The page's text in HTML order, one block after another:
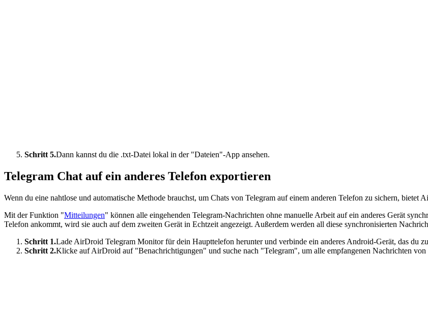
Schritt 5.Dann kannst du die .txt-Datei lokal in der "Dateien"-App ansehen.
Telegram Chat auf ein anderes Telefon exportieren
Wenn du eine nahtlose und automatische Methode brauchst, um Chats von Telegram auf einem anderen Telefon zu sichern,
Mit der Funktion "Mitteilungen" können alle eingehenden Telegram-Nachrichten ohne manuelle Arbeit auf ein anderes Gerät
Telefon ankommt, wird sie auch auf dem zweiten Gerät in Echtzeit angezeigt. Außerdem werden all diese synchronisierten
Schritt 1.Lade AirDroid Telegram Monitor für dein Haupttelefon herunter und verbinde ein anderes Android-Gerät, das du
Schritt 2.Klicke auf AirDroid auf "Benachrichtigungen" und suche nach "Telegram", um alle empfangenen Nachrichten von